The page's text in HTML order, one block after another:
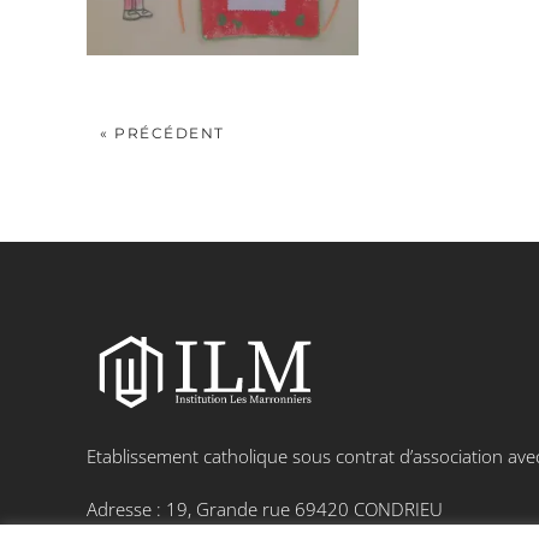
« PRÉCÉDENT
Etablissement catholique sous contrat d’association
Adresse : 19, Grande rue 69420 CONDRIEU